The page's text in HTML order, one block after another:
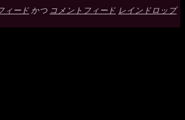
ィード かつ コメントフィード レインドロップ